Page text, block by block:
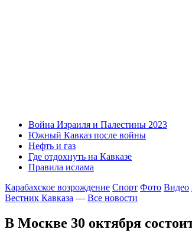
Война Израиля и Палестины 2023
Южный Кавказ после войны
Нефть и газ
Где отдохнуть на Кавказе
Правила ислама
Карабахское возрождение Спорт Фото Видео
Вестник Кавказа — Все новости
В Москве 30 октября